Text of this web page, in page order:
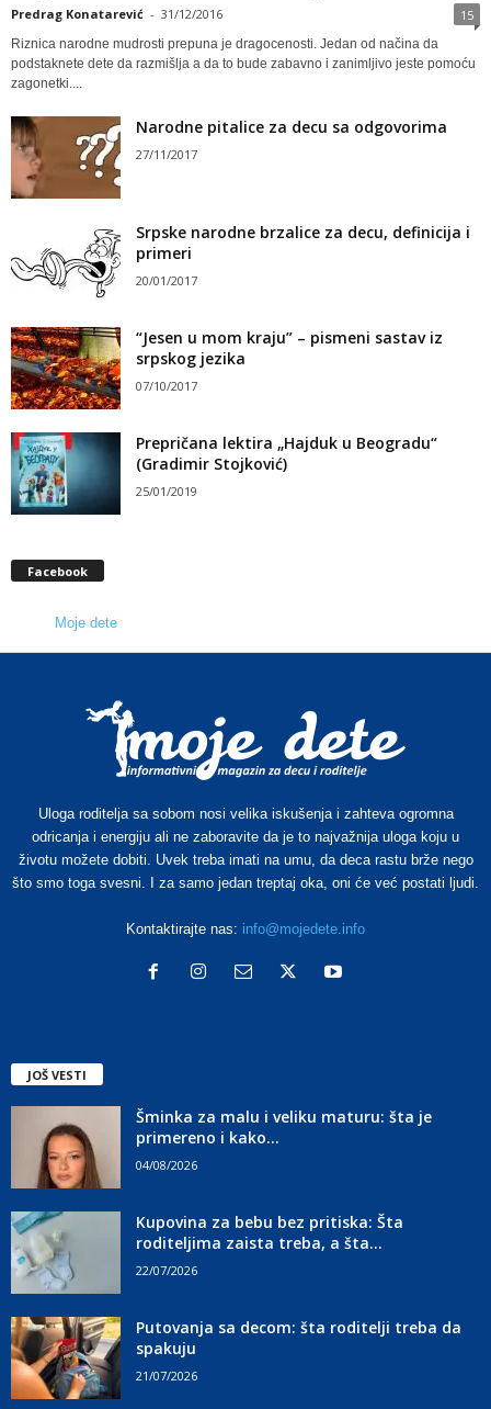
Predrag Konatarević - 31/12/2016 15
Riznica narodne mudrosti prepuna je dragocenosti. Jedan od načina da
podstaknete dete da razmišlja a da to bude zabavno i zanimljivo jeste pomoću
zagonetki....
Narodne pitalice za decu sa odgovorima
27/11/2017
Srpske narodne brzalice za decu, definicija i
primeri
20/01/2017
“Jesen u mom kraju” – pismeni sastav iz
srpskog jezika
07/10/2017
Prepričana lektira „Hajduk u Beogradu“
(Gradimir Stojković)
25/01/2019
Facebook
Moje dete
Uloga roditelja sa sobom nosi velika iskušenja i zahteva ogromna
odricanja i energiju ali ne zaboravite da je to najvažnija uloga koju u
životu možete dobiti. Uvek treba imati na umu, da deca rastu brže nego
što smo toga svesni. I za samo jedan treptaj oka, oni će već postati ljudi.
Kontaktirajte nas: info@mojedete.info
JOŠ VESTI
Šminka za malu i veliku maturu: šta je
primereno i kako...
04/08/2026
Kupovina za bebu bez pritiska: Šta
roditeljima zaista treba, a šta...
22/07/2026
Putovanja sa decom: šta roditelji treba da
spakuju
21/07/2026